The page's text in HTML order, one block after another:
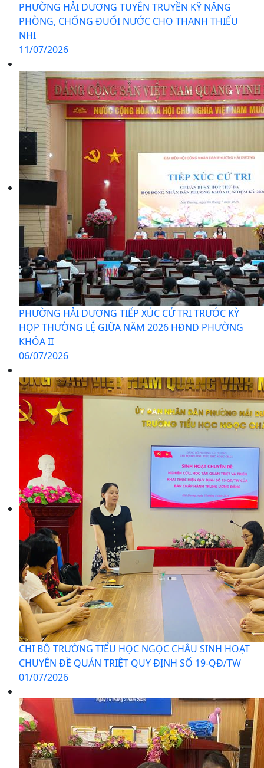
PHƯỜNG HẢI DƯƠNG TUYÊN TRUYỀN KỸ NĂNG
PHÒNG, CHỐNG ĐUỐI NƯỚC CHO THANH THIẾU
NHI
11/07/2026
PHƯỜNG HẢI DƯƠNG TIẾP XÚC CỬ TRI TRƯỚC KỲ
HỌP THƯỜNG LỆ GIỮA NĂM 2026 HĐND PHƯỜNG
KHÓA II
06/07/2026
CHI BỘ TRƯỜNG TIỂU HỌC NGỌC CHÂU SINH HOẠT
CHUYÊN ĐỀ QUÁN TRIỆT QUY ĐỊNH SỐ 19-QĐ/TW
01/07/2026